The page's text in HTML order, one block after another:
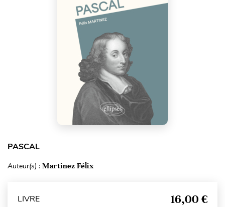
PASCAL
Auteur(s) : Martinez Félix
LIVRE 16,00 €